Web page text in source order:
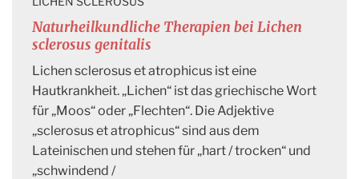
Naturheilkundliche Therapien bei Lichen
sclerosus genitalis
Lichen sclerosus et atrophicus ist eine
Hautkrankheit. „Lichen“ ist das griechische Wort
für „Moos“ oder „Flechten“. Die Adjektive
„sclerosus et atrophicus“ sind aus dem
Lateinischen und stehen für „hart / trocken“ und
„schwindend /